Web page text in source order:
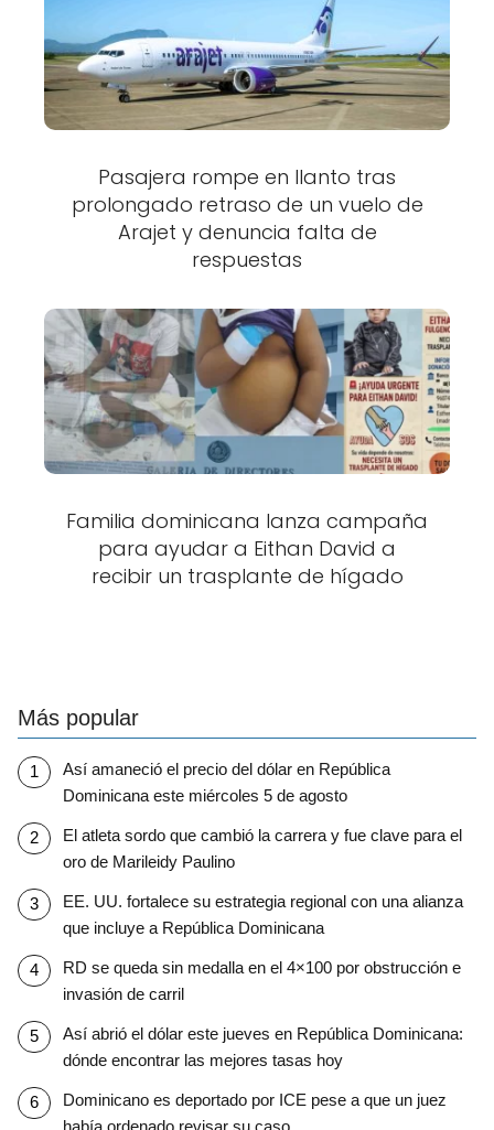
Pasajera rompe en llanto tras
prolongado retraso de un vuelo de
Arajet y denuncia falta de
respuestas
Familia dominicana lanza campaña
para ayudar a Eithan David a
recibir un trasplante de hígado
Más popular
Así amaneció el precio del dólar en República
Dominicana este miércoles 5 de agosto
El atleta sordo que cambió la carrera y fue clave para el
oro de Marileidy Paulino
EE. UU. fortalece su estrategia regional con una alianza
que incluye a República Dominicana
RD se queda sin medalla en el 4×100 por obstrucción e
invasión de carril
Así abrió el dólar este jueves en República Dominicana:
dónde encontrar las mejores tasas hoy
Dominicano es deportado por ICE pese a que un juez
había ordenado revisar su caso